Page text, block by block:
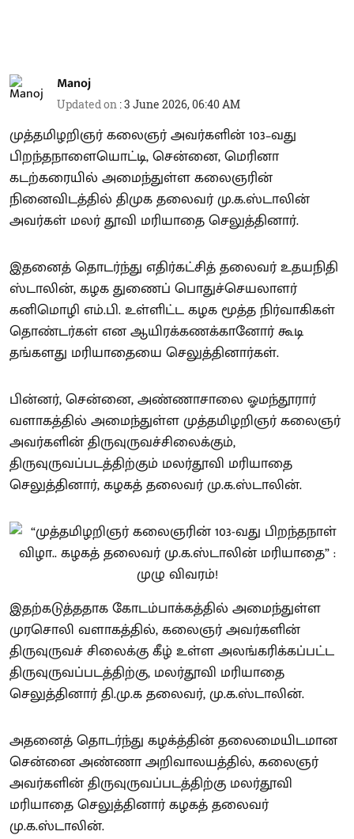
Manoj
Updated on :3 June 2026, 06:40 AM
முத்தமிழறிஞர் கலைஞர் அவர்களின் 103–வது
பிறந்தநாளையொட்டி, சென்னை, மெரினா
கடற்கரையில் அமைந்துள்ள கலைஞரின்
நினைவிடத்தில் திமுக தலைவர் மு.க.ஸ்டாலின்
அவர்கள் மலர் தூவி மரியாதை செலுத்தினார்.
இதனைத் தொடர்ந்து எதிர்கட்சித் தலைவர் உதயநிதி
ஸ்டாலின், கழக துணைப் பொதுச்செயலாளர்
கனிமொழி எம்.பி. உள்ளிட்ட கழக மூத்த நிர்வாகிகள்
தொண்டர்கள் என ஆயிரக்கணக்கானோர் கூடி
தங்களது மரியாதையை செலுத்தினார்கள்.
பின்னர், சென்னை, அண்ணாசாலை ஓமந்தூரார்
வளாகத்தில் அமைந்துள்ள முத்தமிழறிஞர் கலைஞர்
அவர்களின் திருவுருவச்சிலைக்கும்,
திருவுருவப்படத்திற்கும் மலர்தூவி மரியாதை
செலுத்தினார், கழகத் தலைவர் மு.க.ஸ்டாலின்.
இதற்கடுத்ததாக கோடம்பாக்கத்தில் அமைந்துள்ள
முரசொலி வளாகத்தில், கலைஞர் அவர்களின்
திருவுருவச் சிலைக்கு கீழ் உள்ள அலங்கரிக்கப்பட்ட
திருவுருவப்படத்திற்கு, மலர்தூவி மரியாதை
செலுத்தினார் தி.மு.க தலைவர், மு.க.ஸ்டாலின்.
அதனைத் தொடர்ந்து கழக்த்தின் தலைமையிடமான
சென்னை அண்ணா அறிவாலயத்தில், கலைஞர்
அவர்களின் திருவுருவப்படத்திற்கு மலர்தூவி
மரியாதை செலுத்தினார் கழகத் தலைவர்
மு.க.ஸ்டாலின்.